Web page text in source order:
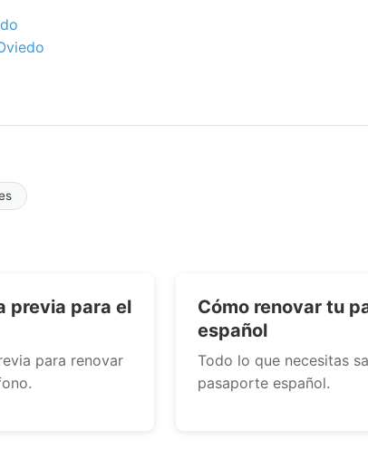
previa para el
para renovar
Cómo renovar tu
español
Todo lo que necesitas
pasaporte español.